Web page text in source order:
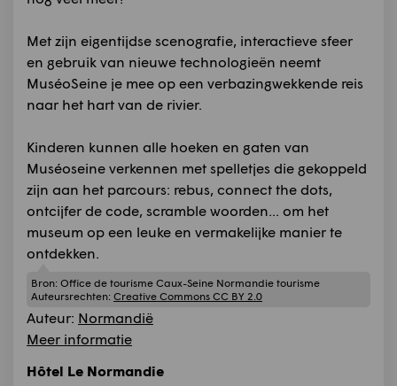
Met zijn eigentijdse scenografie, interactieve sfeer
en gebruik van nieuwe technologieën neemt
MuséoSeine je mee op een verbazingwekkende reis
naar het hart van de rivier.
Kinderen kunnen alle hoeken en gaten van
Muséoseine verkennen met spelletjes die gekoppeld
zijn aan het parcours: rebus, connect the dots,
ontcijfer de code, scramble woorden... om het
museum op een leuke en vermakelijke manier te
ontdekken.
Bron: Office de tourisme Caux-Seine Normandie tourisme
Auteursrechten: Creative Commons CC BY 2.0
Auteur: Normandië
Meer informatie
Hôtel Le Normandie